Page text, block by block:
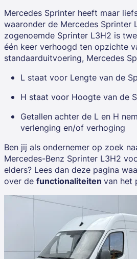
Mercedes Sprinter heeft maar
waaronder de Mercedes Sprinter
zogenoemde Sprinter L3H2 is
één keer verhoogd ten opzichte
standaarduitvoering, Mercedes
L staat voor Lengte van de
H staat voor Hoogte van de
Getallen achter de L en H
verlenging en/of verhoging
Ben jij als ondernemer op zoek
Mercedes-Benz Sprinter L3H2
elders? Lees dan deze pagina
over de functionaliteiten van het